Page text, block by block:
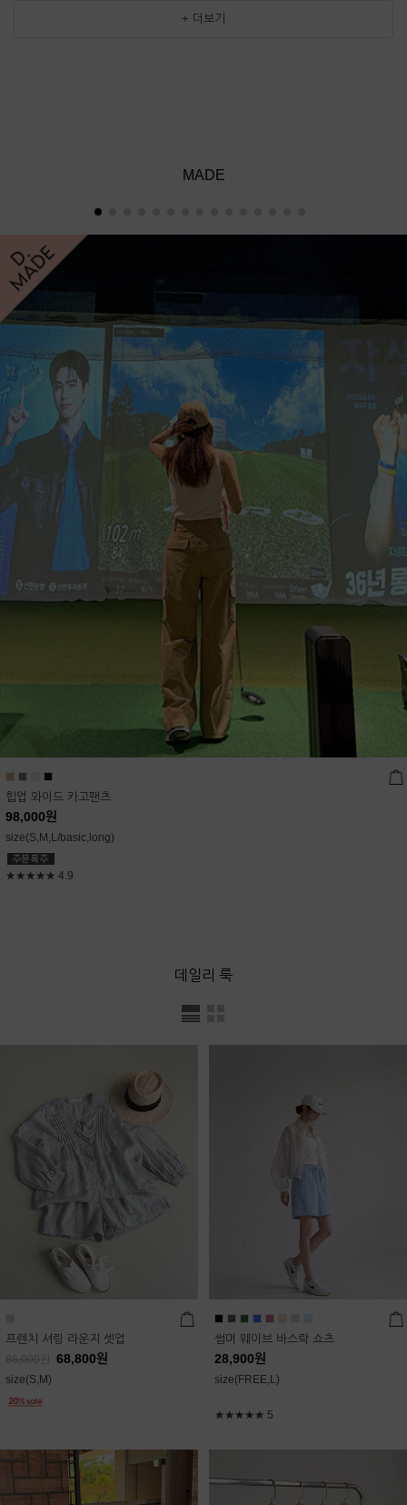
+ 더보기
MADE
힙업 와이드 카고팬츠
98,000원
size(S,M,L/basic,long)
★★★★★ 4.9
데일리 룩
프렌치 셔링 라운지 셋업
86,000 68,800원
size(S,M)
썸머 웨이브 바스락 쇼츠
28,900원
size(FREE,L)
★★★★★ 5